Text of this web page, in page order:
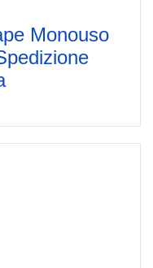
Monouso